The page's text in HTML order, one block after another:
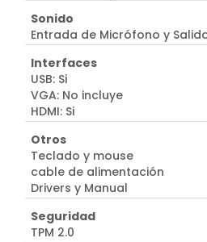
Sonido
Entrada de Micrófono y
Interfaces
USB: Si
VGA: No incluye
HDMI: Si
Otros
Teclado y mouse
cable de alimentación
Drivers y Manual
Seguridad
TPM 2.0